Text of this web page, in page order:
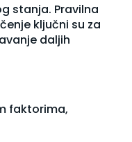
stanja. Pravilna
ključni su za
daljih
faktorima,